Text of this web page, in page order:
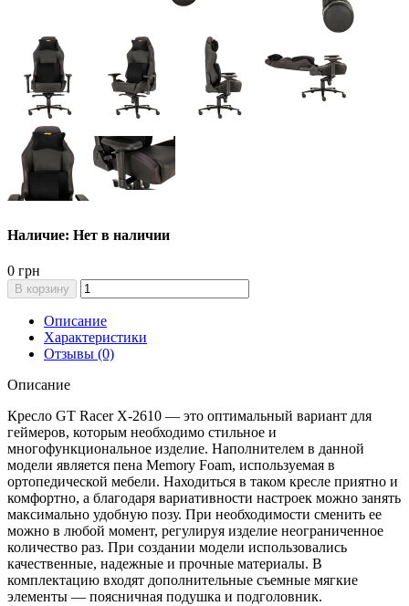
Наличие: Нет в наличии
0 грн
В корзину
Описание
Характеристики
Отзывы (0)
Описание
Кресло GT Racer X-2610 — это оптимальный вариант для
геймеров, которым необходимо стильное и
многофункциональное изделие. Наполнителем в данной
модели является пена Memory Foam, используемая в
ортопедической мебели. Находиться в таком кресле приятно и
комфортно, а благодаря вариативности настроек можно занять
максимально удобную позу. При необходимости сменить ее
можно в любой момент, регулируя изделие неограниченное
количество раз. При создании модели использовались
качественные, надежные и прочные материалы. В
комплектацию входят дополнительные съемные мягкие
элементы — поясничная подушка и подголовник.